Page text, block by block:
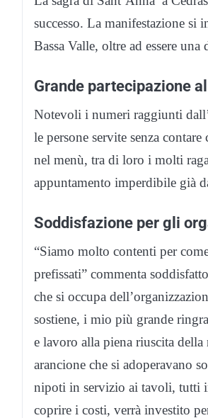
successo. La manifestazione si
Bassa Valle, oltre ad essere
Grande partecipazione
Notevoli i numeri raggiunti
le persone servite senza
nel menù, tra di loro i molti
appuntamento imperdibile già
Soddisfazione per gli
“Siamo molto contenti per
prefissati” commenta
che si occupa
sostiene, i mio più grande
e lavoro alla piena riuscita
arancione che si adoperavano
nipoti in servizio ai tavoli, tutti
coprire i costi, verrà investito